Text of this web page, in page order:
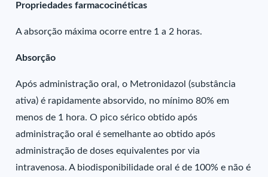
Propriedades farmacocinéticas
A absorção máxima ocorre entre 1 a 2 horas.
Absorção
Após administração oral, o Metronidazol (substância
ativa) é rapidamente absorvido, no mínimo 80% em
menos de 1 hora. O pico sérico obtido após
administração oral é semelhante ao obtido após
administração de doses equivalentes por via
intravenosa. A biodisponibilidade oral é de 100% e não é